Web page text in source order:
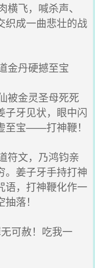
飞，喊杀声、
织成一曲悲壮的战
金丹硬撼至宝
被金灵圣母死死
子牙见状，眼中闪
至宝——打神鞭！
符文，乃鸿钧亲
。姜子牙手持打神
语，打神鞭化作一
落！
可赦！吃我一